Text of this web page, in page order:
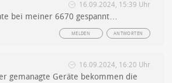
16.09.2024, 15:39 Uhr
bei meiner 6670 gespannt…
ANTWORTEN
MELDEN
16.09.2024, 16:20 Uhr
gemanagte Geräte bekommen die